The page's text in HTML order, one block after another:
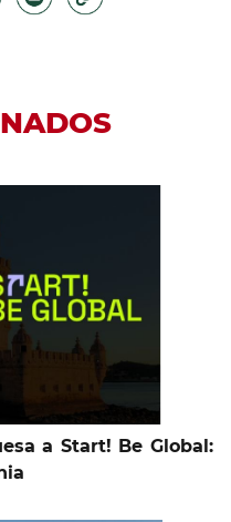
a Start! Be Global: